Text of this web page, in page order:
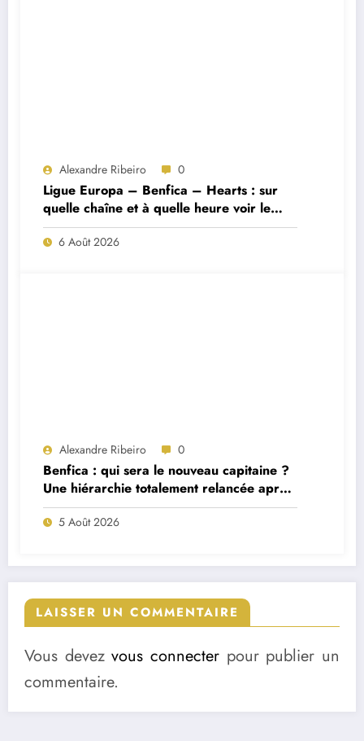
Alexandre Ribeiro 0
Ligue Europa – Benfica – Hearts : sur
quelle chaîne et à quelle heure voir le
match ?
6 Août 2026
Alexandre Ribeiro 0
Benfica : qui sera le nouveau capitaine ?
Une hiérarchie totalement relancée après
deux départs majeurs
5 Août 2026
LAISSER UN COMMENTAIRE
Vous devezvous connecter pour publier un
commentaire.